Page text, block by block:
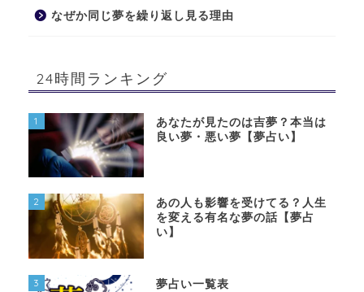
なぜか同じ夢を繰り返し見る理由
24時間ランキング
1
あなたが見たのは吉夢？本当は
良い夢・悪い夢【夢占い】
2
あの人も影響を受けてる？人生
を変える有名な夢の話【夢占
い】
3 夢占い一覧表